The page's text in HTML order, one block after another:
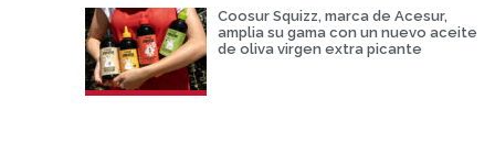
Coosur Squizz, marca de Acesur,
amplia su gama con un nuevo aceite
de oliva virgen extra picante